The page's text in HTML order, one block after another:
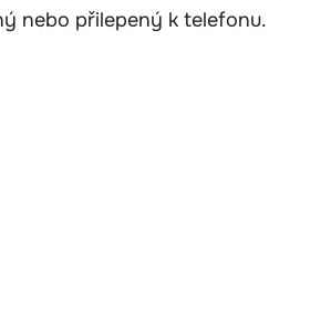
nebo přilepený k telefonu.